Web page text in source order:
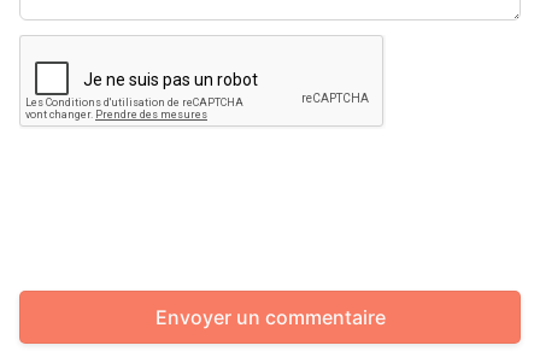
Envoyer un commentaire